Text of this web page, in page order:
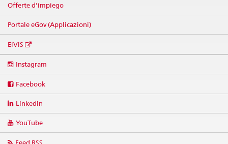
Offerte d'impiego
Portale eGov (Applicazioni)
ElViS
media
Instagram
Facebook
Linkedin
YouTube
Feed RSS